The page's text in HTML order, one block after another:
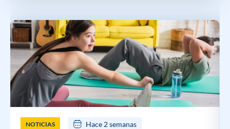
NOTICIAS Hace 2 semanas